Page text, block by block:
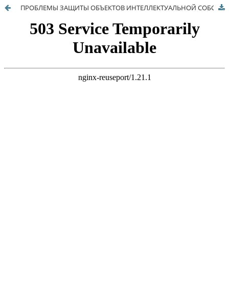
ПРОБЛЕМЫ ЗАЩИТЫ ОБЪЕКТОВ ИНТЕЛЛЕКТУАЛЬНОЙ СОБСТВЕННОСТИ ТАМОЖЕННЫМИ ОРГАНАМИ ПРИ ПЕРЕМЕЩЕНИИ ЧЕРЕЗ ТАМОЖЕННУЮ ГРАНИЦУ СОЮЗА